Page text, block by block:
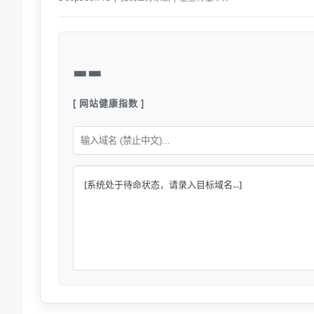
--
[ 网站健康指数 ]
[系统处于待命状态，请录入目标域名...]